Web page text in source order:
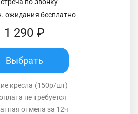
ожидания бесплатно
1 290 ₽
Выбрать
кресла (150р/шт)
не требуется
отмена за 12ч